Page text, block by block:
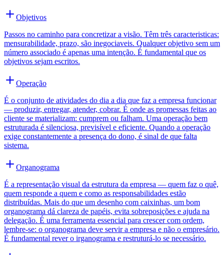
Objetivos
Passos no caminho para concretizar a visão. Têm três caracteristicas:
mensurabilidade, prazo, são inegociaveis. Qualquer objetivo sem um
número associado é apenas uma intenção. É fundamental que os
objetivos sejam escritos.
Operação
É o conjunto de atividades do dia a dia que faz a empresa funcionar
— produzir, entregar, atender, cobrar. É onde as promessas feitas ao
cliente se materializam: cumprem ou falham. Uma operação bem
estruturada é silenciosa, previsível e eficiente. Quando a operação
exige constantemente a presença do dono, é sinal de que falta
sistema.
Organograma
É a representação visual da estrutura da empresa — quem faz o quê,
quem responde a quem e como as responsabilidades estão
distribuídas. Mais do que um desenho com caixinhas, um bom
organograma dá clareza de papéis, evita sobreposições e ajuda na
delegação. É uma ferramenta essencial para crescer com ordem,
lembre-se: o organograma deve servir a empresa e não o empresário.
É fundamental rever o irganograma e restruturá-lo se necessário.